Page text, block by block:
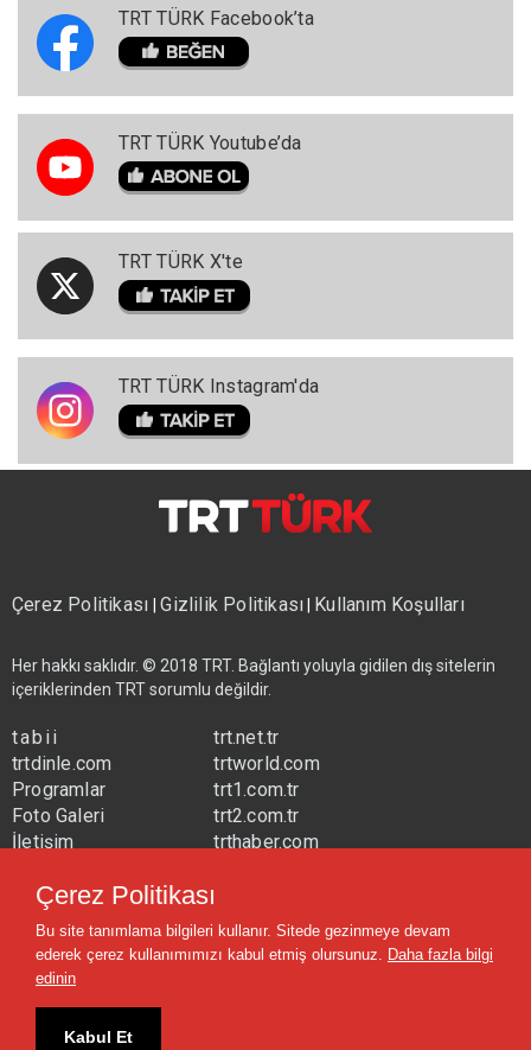
TRT TÜRK Facebook’ta
TRT TÜRK Youtube’da
TRT TÜRK X'te
TRT TÜRK Instagram'da
Çerez Politikası|Gizlilik Politikası| Kullanım Koşulları
Her hakkı saklıdır. © 2018 TRT. Bağlantı yoluyla gidilen dış sitelerin
içeriklerinden TRT sorumlu değildir.
tabii
trtdinle.com
Programlar
Foto Galeri
İletişim
trt.net.tr
trtworld.com
trt1.com.tr
trt2.com.tr
trthaber.com
trtavaz.com.tr
trtmuzik.net.tr
trtcocuk.net.tr
Çerez Politikası
Bu site tanımlama bilgileri kullanır. Sitede gezinmeye devam
ederek çerez kullanımımızı kabul etmiş olursunuz. Daha fazla bilgi
edinin
Kabul Et